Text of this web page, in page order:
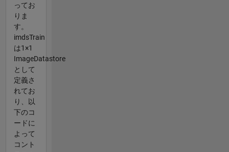
ってお
りま
す。
imdsTrain
は1×1
ImageDatastore
として
定義さ
れてお
り、以
下のコ
ードに
よって
コント